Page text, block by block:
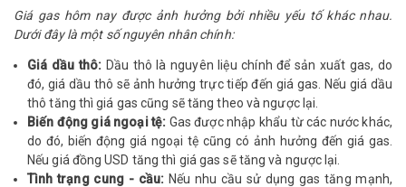
Giá gas hôm nay được ảnh hưởng bởi nhiều yếu tố khác nhau.
Dưới đây là một số nguyên nhân chính:
Giá dầu thô: Dầu thô là nguyên liệu chính để sản xuất gas, do
đó, giá dầu thô sẽ ảnh hưởng trực tiếp đến giá gas. Nếu giá dầu
thô tăng thì giá gas cũng sẽ tăng theo và ngược lại.
Biến động giá ngoại tệ: Gas được nhập khẩu từ các nước khác,
do đó, biến động giá ngoại tệ cũng có ảnh hưởng đến giá gas.
Nếu giá đồng USD tăng thì giá gas sẽ tăng và ngược lại.
Tình trạng cung - cầu:Nếu nhu cầu sử dụng gas tăng mạnh,